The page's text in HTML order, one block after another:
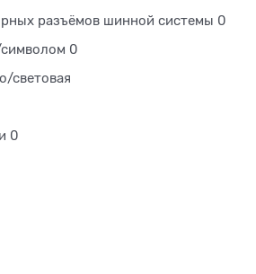
разъёмов шинной системы 0
0
световая
0